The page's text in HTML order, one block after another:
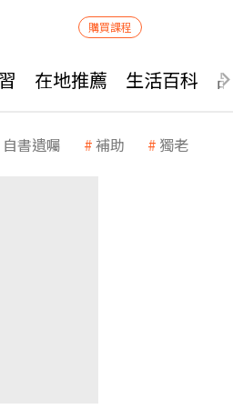
購買課程
在地推薦 生活百科
自書遺囑 補助 獨老